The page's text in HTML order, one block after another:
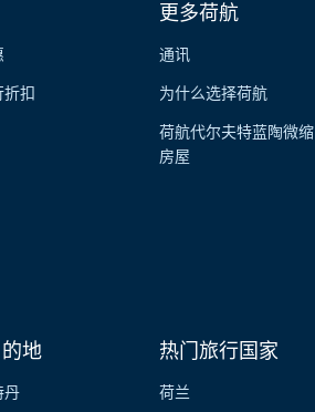
扣
更多荷航
通讯
为什么选择荷航
荷航代尔夫特蓝陶微缩
房屋
地
丹
热门旅行国家
荷兰